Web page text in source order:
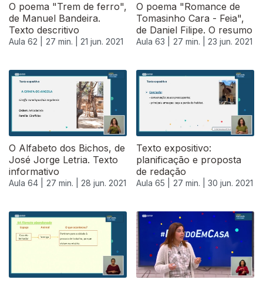
O poema "Trem de ferro",
de Manuel Bandeira.
Texto descritivo
Aula 62 | 27 min. | 21 jun. 2021
O poema "Romance de
Tomasinho Cara - Feia",
de Daniel Filipe. O resumo
Aula 63 | 27 min. | 23 jun. 2021
O Alfabeto dos Bichos, de
José Jorge Letria. Texto
informativo
Aula 64 | 27 min. | 28 jun. 2021
Texto expositivo:
planificação e proposta
de redação
Aula 65 | 27 min. | 30 jun. 2021
556035